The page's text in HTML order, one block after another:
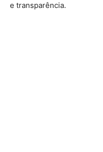
e transparência.